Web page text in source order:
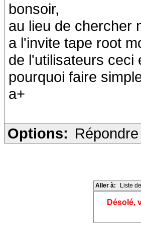
bonsoir,
au lieu de chercher
a l'invite tape root
de l'utilisateurs ceci
pourquoi faire
a+
Options: Répondre
Aller à: Liste
Désolé,